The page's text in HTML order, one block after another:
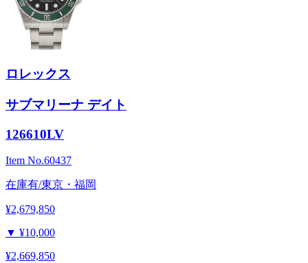
ロレックス
サブマリーナ デイト
126610LV
Item No.60437
在庫有/東京・福岡
¥2,679,850
▼ ¥10,000
¥2,669,850